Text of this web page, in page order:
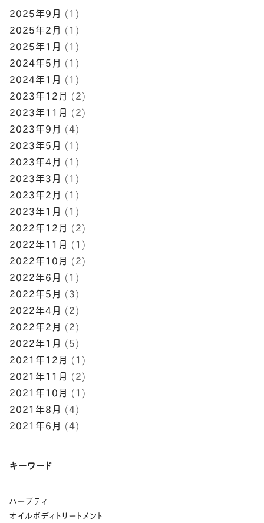
2025年9月 (1)
2025年2月 (1)
2025年1月 (1)
2024年5月 (1)
2024年1月 (1)
2023年12月 (2)
2023年11月 (2)
2023年9月 (4)
2023年5月 (1)
2023年4月 (1)
2023年3月 (1)
2023年2月 (1)
2023年1月 (1)
2022年12月 (2)
2022年11月 (1)
2022年10月 (2)
2022年6月 (1)
2022年5月 (3)
2022年4月 (2)
2022年2月 (2)
2022年1月 (5)
2021年12月 (1)
2021年11月 (2)
2021年10月 (1)
2021年8月 (4)
2021年6月 (4)
キーワード
ハーブティ
オイルボディトリートメント